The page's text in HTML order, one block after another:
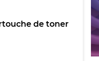
de toner